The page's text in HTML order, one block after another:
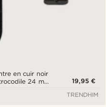
en cuir noir
24 mm
19,95 €
TRENDHIM